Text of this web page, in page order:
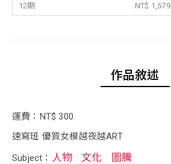
12期
NT$ 1,579
作品敘述
運費：NT$ 300
速寫班 優質女模越夜越ART
Subject： 人物 文化 圖騰